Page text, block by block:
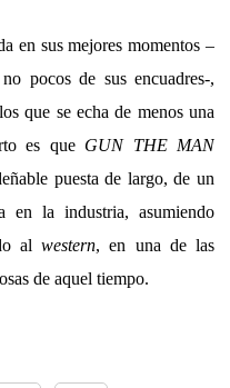
en sus mejores momentos –
pocos de sus encuadres-,
que se echa de menos una
es que GUN THE MAN
puesta de largo, de un
en la industria, asumiendo
alwestern, en una de las
de aquel tiempo.